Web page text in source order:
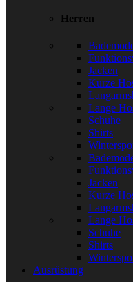
Herren
Jacken
Kurze
Lange
Schuhe
Shirts
Jacken
Kurze
Lange
Schuhe
Shirts
Ausrüstung